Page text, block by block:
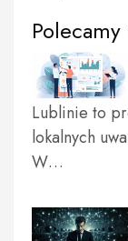
Polecamy
Lublinie to
lokalnych
W…